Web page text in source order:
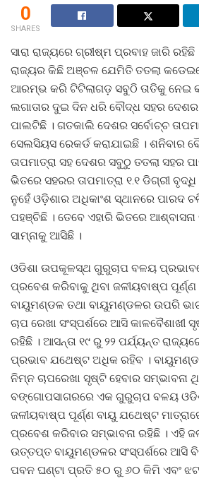
0
SHARES
ସାରା ରାଜ୍ୟରେ ଗ୍ରୀଷ୍ମ ପ୍ରବାହ ଜାରି
ରାଜ୍ୟର କିଛି ଅଞ୍ଚଳ ଯେମିତି ତତଲା
ଆରମ୍ଭ କରି ଟିଟିଲାଗଡ଼ ସବୁଠି ତାତିକୁ ନେଇ
ଲଗାତାର ଦୁଇ ଦିନ ଧରି ବୌଦ୍ଧ ସହର
ପାଲଟିଛି । ଗତକାଲି ଦେଶର ସର୍ବୋଚ୍ଚ
ସେଲସିୟସ ରେକର୍ଡ କରାଯାଇଛି । ଶନିବାର
ତାପମାତ୍ରା ସହ ଦେଶର ସବୁଠୁ ତତଲା ସହର
ଭିତରେ ସହରର ତାପମାତ୍ରା ୧.୧ ଡିଗ୍ରୀ
ନୁହେଁ ଓଡ଼ିଶାର ଅଧିକାଂଶ ସ୍ଥାନରେ ପାରଦ
ପହଞ୍ଚିଛି । ତେବେ ଏହାରି ଭିତରେ
ସାମ୍ନାକୁ ଆସିଛି ।
ଓଡିଶା ଉପକୂଳସ୍ଥ ଗୁରୁଚାପ ବଳୟ
ପ୍ରବେଶ କରିବାକୁ ଥିବା ଜଳୀୟବାଷ୍ପ
ବାୟୁମଣ୍ଡଳ ତଥା ବାୟୁମଣ୍ଡଳର ଉପରି
ଚାପ ରେଖା ସଂସ୍ପର୍ଶରେ ଆସି କାଳବୈଶାଖୀ
ରହିଛି । ଆସନ୍ତା ୧୯ ରୁ ୨୨ ପର୍ଯ୍ୟନ୍ତ
ପ୍ରଭାବ ଯଥେଷ୍ଟ ଅଧିକ ରହିବ ।
ନିମ୍ନ ଚାପରେଖା ସୃଷ୍ଟି ହେବାର ସମ୍ଭାବନା
ବଙ୍ଗୋପସାଗରରେ ଏକ ଗୁରୁଚାପ ବଳୟ
ଜଳୀୟବାଷ୍ପ ପୂର୍ଣ୍ଣ ବାୟୁ ଯଥେଷ୍ଟ
ପ୍ରବେଶ କରିବାର ସମ୍ଭାବନା ରହିଛି । ଏହି
ଉତ୍ତପ୍ତ ବାୟୁମଣ୍ଡଳର ସଂସ୍ପର୍ଶରେ ଆସି
ପବନ ଘଣ୍ଟା ପ୍ରତି ୫୦ ରୁ ୬୦ କିମି ଏବଂ